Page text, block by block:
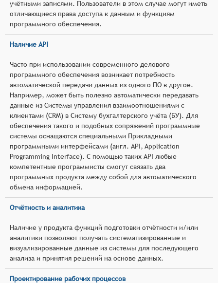
учётными записями. Пользователи в этом случае могут иметь
отличающиеся права доступа к данным и функциям
программного обеспечения.
Наличие API
Часто при использовании современного делового
программного обеспечения возникает потребность
автоматической передачи данных из одного ПО в другое.
Например, может быть полезно автоматически передавать
данные из Системы управления взаимоотношениями с
клиентами (CRM) в Систему бухгалтерского учёта (БУ). Для
обеспечения такого и подобных сопряжений программные
системы оснащаются специальными Прикладными
программными интерфейсами (англ. API, Application
Programming Interface). С помощью таких API любые
компетентные программисты смогут связать два
программных продукта между собой для автоматического
обмена информацией.
Отчётность и аналитика
Наличие у продукта функций подготовки отчётности и/или
аналитики позволяют получать систематизированные и
визуализированные данные из системы для последующего
анализа и принятия решений на основе данных.
Проектирование рабочих процессов